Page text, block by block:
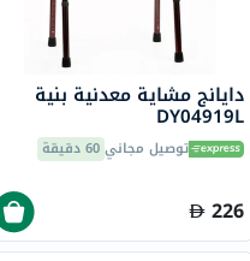
دايانج مشاية معدنية بنية
DY04919L
توصيل مجاني60 دقيقة
226